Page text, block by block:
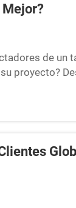
Mejor?
de
proyecto?